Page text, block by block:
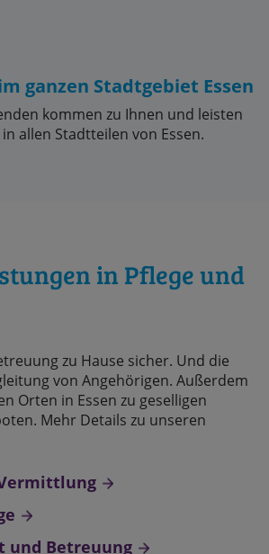
ganzen Stadtgebiet Essen
kommen zu Ihnen und leisten
allen Stadtteilen von Essen.
in Pflege und
zu Hause sicher. Und die
von Angehörigen. Außerdem
Orten in Essen zu geselligen
Mehr Details zu unseren
und Betreuung